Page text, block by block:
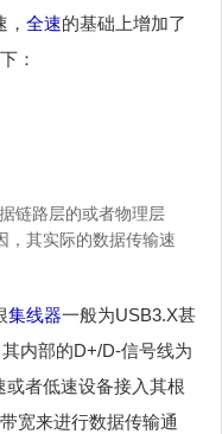
全速的基础上增加了
：
链路层的或者物理层
，其实际的数据传输速
集线器一般为USB3.X甚
内部的D+/D-信号线为
者低速设备接入其根
宽来进行数据传输通